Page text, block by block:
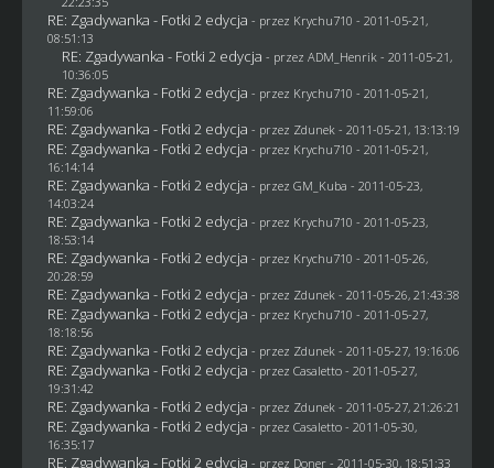
RE: Zgadywanka - Fotki 2 edycja - przez Krychu710 - 2011-05-21,
08:51:13
RE: Zgadywanka - Fotki 2 edycja - przez ADM_Henrik - 2011-05-21,
10:36:05
RE: Zgadywanka - Fotki 2 edycja - przez Krychu710 - 2011-05-21,
11:59:06
RE: Zgadywanka - Fotki 2 edycja - przez Zdunek - 2011-05-21, 13:13:19
RE: Zgadywanka - Fotki 2 edycja - przez Krychu710 - 2011-05-21,
16:14:14
RE: Zgadywanka - Fotki 2 edycja - przez GM_Kuba - 2011-05-23,
14:03:24
RE: Zgadywanka - Fotki 2 edycja - przez Krychu710 - 2011-05-23,
18:53:14
RE: Zgadywanka - Fotki 2 edycja - przez Krychu710 - 2011-05-26,
20:28:59
RE: Zgadywanka - Fotki 2 edycja - przez Zdunek - 2011-05-26, 21:43:38
RE: Zgadywanka - Fotki 2 edycja - przez Krychu710 - 2011-05-27,
18:18:56
RE: Zgadywanka - Fotki 2 edycja - przez Zdunek - 2011-05-27, 19:16:06
RE: Zgadywanka - Fotki 2 edycja - przez Casaletto- 2011-05-27,
19:31:42
RE: Zgadywanka - Fotki 2 edycja - przez Zdunek - 2011-05-27, 21:26:21
RE: Zgadywanka - Fotki 2 edycja - przez Casaletto- 2011-05-30,
16:35:17
RE: Zgadywanka - Fotki 2 edycja - przez Doner- 2011-05-30, 18:51:33